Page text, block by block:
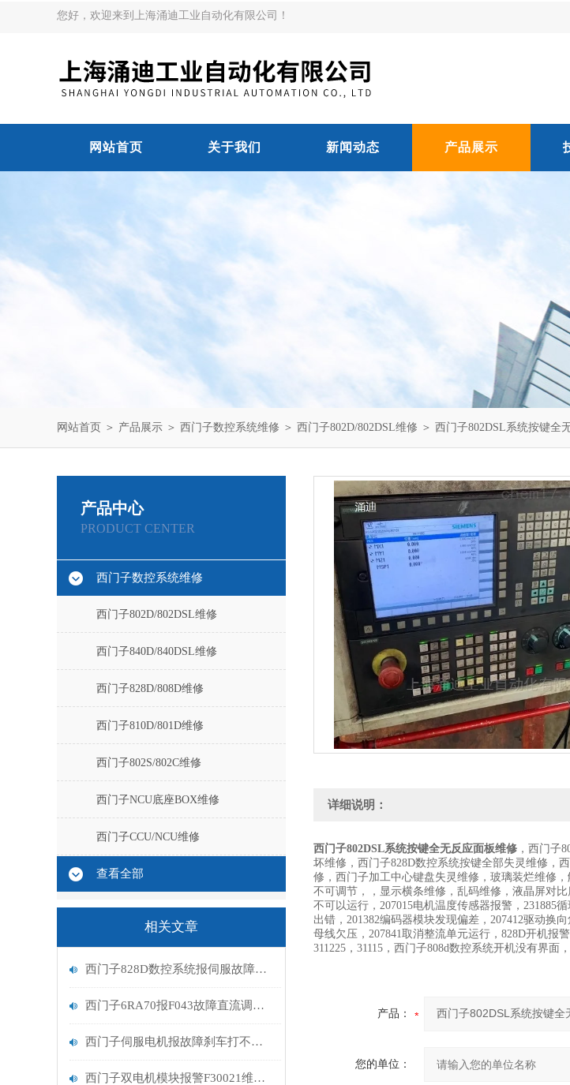
您好，欢迎来到上海涌迪工业自动化有限公司！
网站首页 关于我们 新闻动态 产品展示
网站首页 ＞ 产品展示 ＞ 西门子数控系统维修 ＞ 西门子802D/802DSL维修 ＞ 西门子802DSL系统按键全
产品中心
PRODUCT CENTER
西门子数控系统维修
西门子802D/802DSL维修
西门子840D/840DSL维修
西门子828D/808D维修
西门子810D/801D维修
西门子802S/802C维修
西门子NCU底座BOX维修
西门子CCU/NCU维修
查看全部
相关文章
西门子828D数控系统报伺服故障维修
西门子6RA70报F043故障直流调速器维修解决
西门子伺服电机报故障刹车打不开维修解决方法
西门子双电机模块报警F30021维修处理
详细说明：
西门子802DSL系统按键全无反应面板维修 ，西门子
坏维修，西门子828D数控系统按键全部失灵维修，
修，西门子加工中心键盘失灵维修，玻璃装烂维修
不可调节，，显示横条维修，乱码维修，液晶屏对
不可以运行，207015电机温度传感器报警，231885
出错，201382编码器模块发现偏差，207412驱动换
母线欠压，207841取消整流单元运行，828D开机报
311225，31115，西门子808d数控系统开机没有界面
产品：
您的单位：